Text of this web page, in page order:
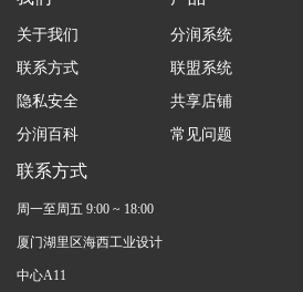
关于我们
联系方式
隐私安全
分润百科
分润系统
联盟系统
共享店铺
常见问题
联系方式
周一至周五 9:00 ~ 18:00
厦门湖里区海西工业设计
中心A11